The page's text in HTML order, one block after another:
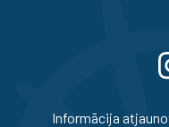
Informācija